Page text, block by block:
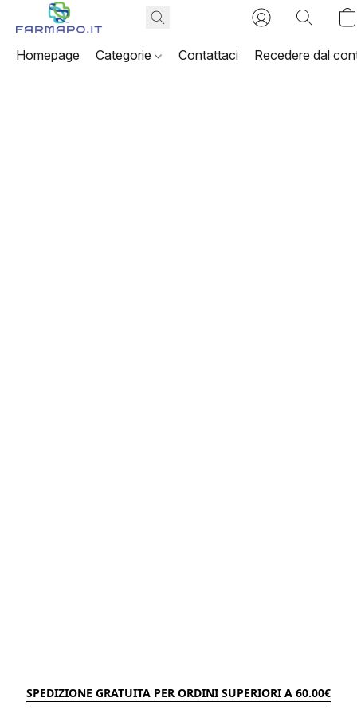
Homepage Categorie Contattaci Recedere dal
SPEDIZIONE GRATUITA PER ORDINI SUPERIORI A 60.00€